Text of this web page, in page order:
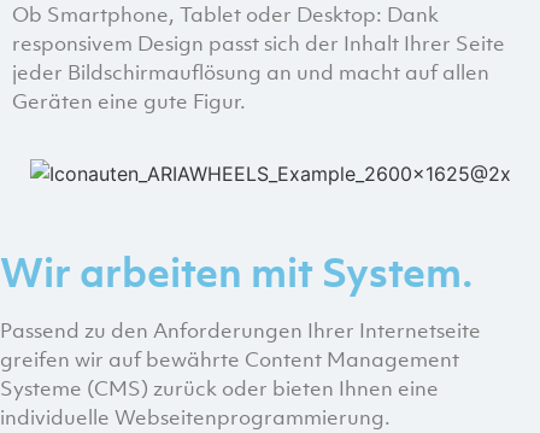
Ob Smartphone, Tablet oder Desktop: Dank
responsivem Design passt sich der Inhalt Ihrer Seite
jeder Bildschirmauflösung an und macht auf allen
Geräten eine gute Figur.
Wir arbeiten mit System.
Passend zu den Anforderungen Ihrer Internetseite
greifen wir auf bewährte Content Management
Systeme (CMS) zurück oder bieten Ihnen eine
individuelle Webseitenprogrammierung.